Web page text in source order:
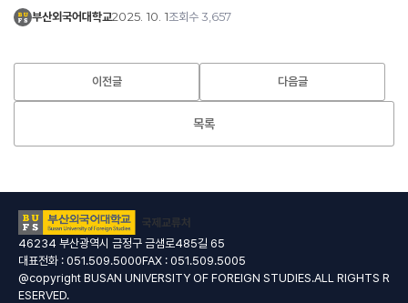
부산외국어대학교2025. 10. 1조회수 3,657
목록
46234 부산광역시 금정구 금샘로485길 65
대표전화 : 051.509.5000FAX : 051.509.5005
@copyright BUSAN UNIVERSITY OF FOREIGN STUDIES.ALL RIGHTS R
ESERVED.